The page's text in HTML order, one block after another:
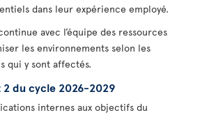
dans leur expérience employé.
avec l’équipe des ressources
les environnements selon les
qui y sont affectés.
2 du cycle 2026-2029
internes aux objectifs du